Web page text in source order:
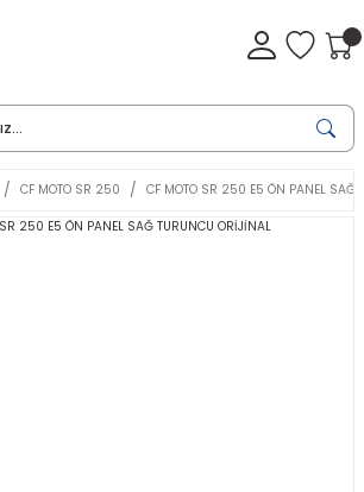
CF MOTO SR 250 CF MOTO SR 250 E5 ÖN PANEL SAĞ